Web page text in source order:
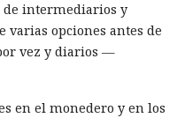
de intermediarios y
varias opciones antes de
vez y diarios —
en el monedero y en los